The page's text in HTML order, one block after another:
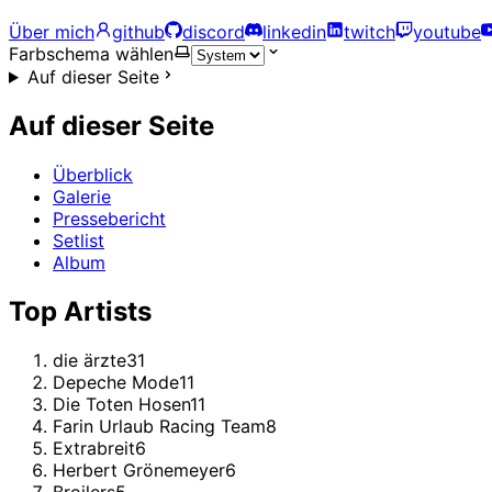
Über mich
github discord linkedin twitch youtube
Farbschema wählen
Auf dieser Seite
Auf dieser Seite
Überblick
Galerie
Pressebericht
Setlist
Album
Top Artists
die ärzte31
Depeche Mode11
Die Toten Hosen11
Farin Urlaub Racing Team8
Extrabreit6
Herbert Grönemeyer6